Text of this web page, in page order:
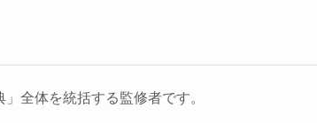
全体を統括する監修者です。